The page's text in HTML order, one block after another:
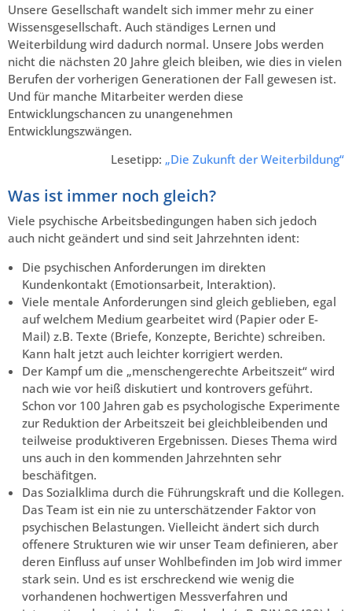
Unsere Gesellschaft wandelt sich immer mehr zu einer
Wissensgesellschaft. Auch ständiges Lernen und
Weiterbildung wird dadurch normal. Unsere Jobs werden
nicht die nächsten 20 Jahre gleich bleiben, wie dies in vielen
Berufen der vorherigen Generationen der Fall gewesen ist.
Und für manche Mitarbeiter werden diese
Entwicklungschancen zu unangenehmen
Entwicklungszwängen.
Lesetipp: „Die Zukunft der Weiterbildung“
Was ist immer noch gleich?
Viele psychische Arbeitsbedingungen haben sich jedoch
auch nicht geändert und sind seit Jahrzehnten ident:
Die psychischen Anforderungen im direkten
Kundenkontakt (Emotionsarbeit, Interaktion).
Viele mentale Anforderungen sind gleich geblieben, egal
auf welchem Medium gearbeitet wird (Papier oder E-
Mail) z.B. Texte (Briefe, Konzepte, Berichte) schreiben.
Kann halt jetzt auch leichter korrigiert werden.
Der Kampf um die „menschengerechte Arbeitszeit“ wird
nach wie vor heiß diskutiert und kontrovers geführt.
Schon vor 100 Jahren gab es psychologische Experimente
zur Reduktion der Arbeitszeit bei gleichbleibenden und
teilweise produktiveren Ergebnissen. Dieses Thema wird
uns auch in den kommenden Jahrzehnten sehr
beschäfitgen.
Das Sozialklima durch die Führungskraft und die Kollegen.
Das Team ist ein nie zu unterschätzender Faktor von
psychischen Belastungen. Vielleicht ändert sich durch
offenere Strukturen wie wir unser Team definieren, aber
deren Einfluss auf unser Wohlbefinden im Job wird immer
stark sein. Und es ist erschreckend wie wenig die
vorhandenen hochwertigen Messverfahren und